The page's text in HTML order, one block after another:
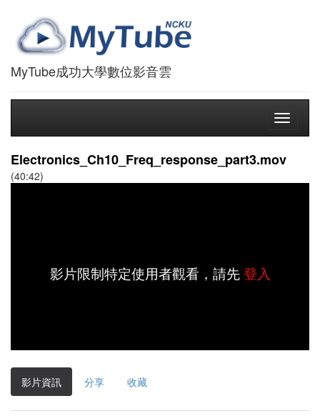
MyTube成功大學數位影音雲
Toggle
Electronics_Ch10_Freq_response_part3.mov
(40:42)
影片限制特定使用者觀看，請先登入
影片資訊 分享 收藏